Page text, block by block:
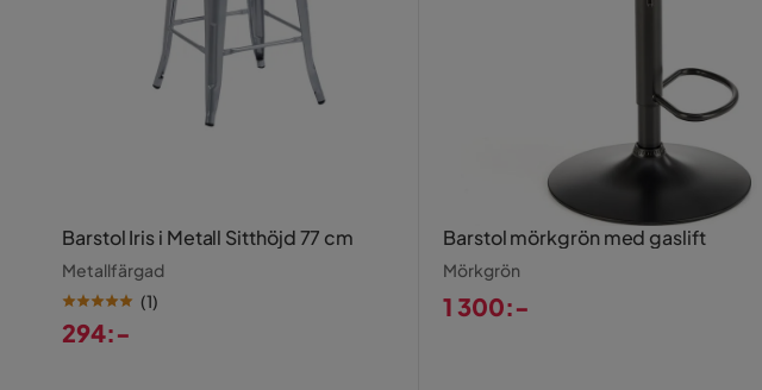
Barstol Iris i Metall Sitthöjd 77 cm
Metallfärgad
(1)
294:-
Barstol mörkgrön med gaslift
Mörkgrön
1 300:-